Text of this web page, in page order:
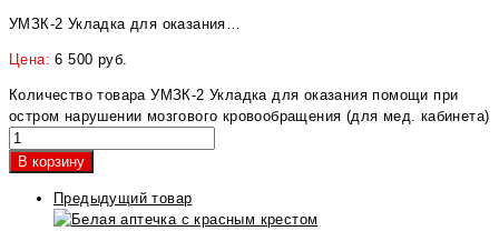
УМЗК-2 Укладка для оказания…
Цена:6 500 руб.
Количество товара УМЗК-2 Укладка для оказания помощи при
остром нарушении мозгового кровообращения (для мед. кабинета)
В корзину
Предыдущий товар